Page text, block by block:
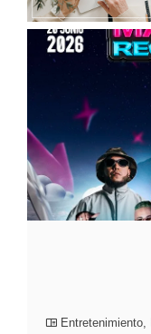
Entretenimiento,